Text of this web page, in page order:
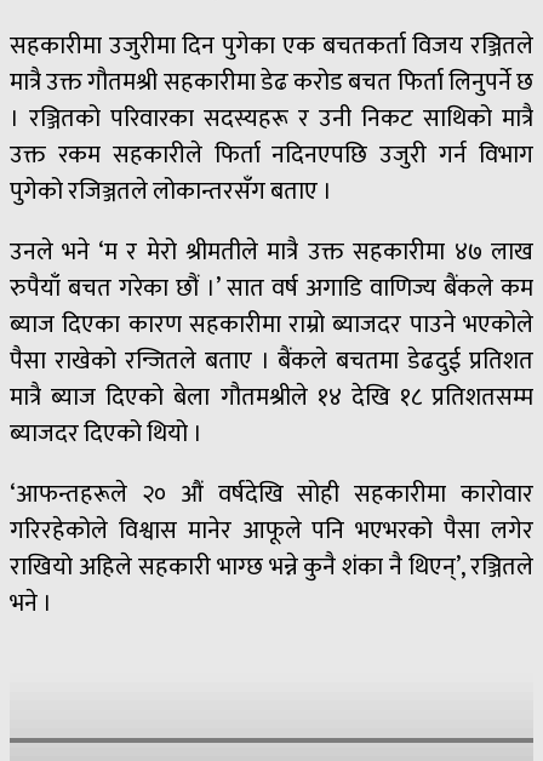
सहकारीमा उजुरीमा दिन पुगेका एक बचतकर्ता विजय रञ्जितले
मात्रै उक्त गौतमश्री सहकारीमा डेढ करोड बचत फिर्ता लिनुपर्ने छ
। रञ्जितको परिवारका सदस्यहरू र उनी निकट साथिको मात्रै
उक्त रकम सहकारीले फिर्ता नदिनएपछि उजुरी गर्न विभाग
पुगेको रजिञ्जतले लोकान्तरसँग बताए ।
उनले भने ‘म र मेरो श्रीमतीले मात्रै उक्त सहकारीमा ४७ लाख
रुपैयाँ बचत गरेका छौं ।’ सात वर्ष अगाडि वाणिज्य बैंकले कम
ब्याज दिएका कारण सहकारीमा राम्रो ब्याजदर पाउने भएकोले
पैसा राखेको रन्जितले बताए । बैंकले बचतमा डेढदुई प्रतिशत
मात्रै ब्याज दिएको बेला गौतमश्रीले १४ देखि १८ प्रतिशतसम्म
ब्याजदर दिएको थियो ।
‘आफन्तहरूले २० औं वर्षदेखि सोही सहकारीमा कारोवार
गरिरहेकोले विश्वास मानेर आफूले पनि भएभरको पैसा लगेर
राखियो अहिले सहकारी भाग्छ भन्ने कुनै शंका नै थिएन्’, रञ्जितले
भने ।